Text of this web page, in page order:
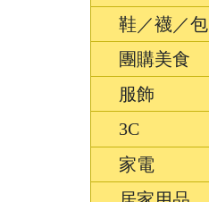
鞋／襪／包
團購美食
服飾
3C
家電